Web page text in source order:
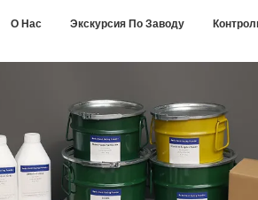
О Нас Экскурсия По Заводу